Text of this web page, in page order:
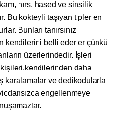
hırs, hased ve sinsilik
Bu kokteyli taşıyan tipler en
Bunları tanırsınız
kendilerini belli ederler çünkü
üzerlerindedir. İşleri
daha
karalamalar ve dedikodularla
engellenmeye